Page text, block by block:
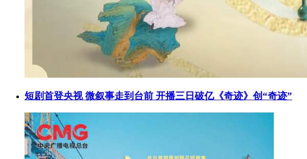
短剧首登央视 微叙事走到台前 开播三日破亿《奇迹》创“奇迹”